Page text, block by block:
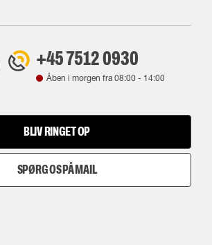
+45 7512 0930
Åben i morgen fra08:00 - 14:00
BLIV RINGET OP
SPØRG OS PÅ MAIL